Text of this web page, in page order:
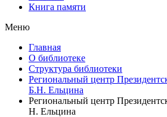
Книга памяти
Меню
Главная
О библиотеке
Структура библиотеки
Региональный центр
Б.Н. Ельцина
Региональный центр
Н. Ельцина